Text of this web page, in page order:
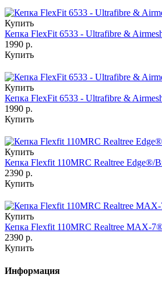
Купить
Кепка FlexFit 6533 - Ultrafibre &
1990 р.
Купить
Купить
Кепка FlexFit 6533 - Ultrafibre &
1990 р.
Купить
Купить
Кепка Flexfit 110MRC Realtree Edge®/
2390 р.
Купить
Купить
Кепка Flexfit 110MRC Realtree MAX-
2390 р.
Купить
Информация